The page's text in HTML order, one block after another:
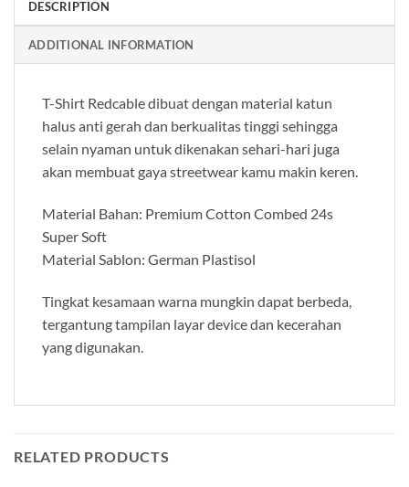
DESCRIPTION
ADDITIONAL INFORMATION
T-Shirt Redcable dibuat dengan material katun
halus anti gerah dan berkualitas tinggi sehingga
selain nyaman untuk dikenakan sehari-hari juga
akan membuat gaya streetwear kamu makin keren.
Material Bahan: Premium Cotton Combed 24s
Super Soft
Material Sablon: German Plastisol
Tingkat kesamaan warna mungkin dapat berbeda,
tergantung tampilan layar device dan kecerahan
yang digunakan.
RELATED PRODUCTS